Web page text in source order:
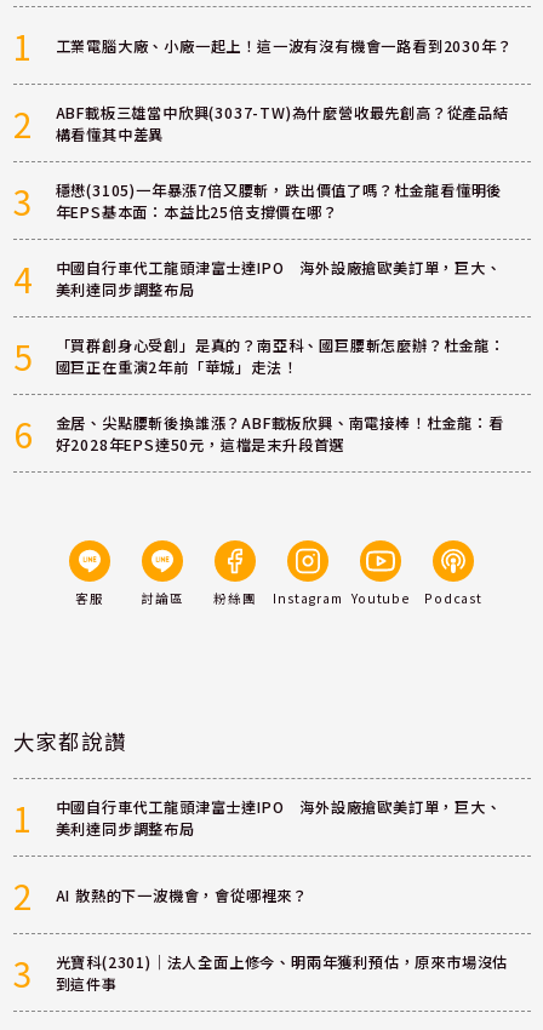
1 工業電腦大廠、小廠一起上！這一波有沒有機會一路看到2030年？
2
ABF載板三雄當中欣興(3037-TW)為什麼營收最先創高？從產品結
構看懂其中差異
3
穩懋(3105)一年暴漲7倍又腰斬，跌出價值了嗎？杜金龍看懂明後
年EPS基本面：本益比25倍支撐價在哪？
4
中國自行車代工龍頭津富士達IPO 海外設廠搶歐美訂單，巨大、
美利達同步調整布局
5
「買群創身心受創」是真的？南亞科、國巨腰斬怎麼辦？杜金龍：
國巨正在重演2年前「華城」走法！
6
金居、尖點腰斬後換誰漲？ABF載板欣興、南電接棒！杜金龍：看
好2028年EPS達50元，這檔是末升段首選
客服 討論區 粉絲團 Instagram Youtube Podcast
大家都說讚
1
中國自行車代工龍頭津富士達IPO 海外設廠搶歐美訂單，巨大、
美利達同步調整布局
2 AI 散熱的下一波機會，會從哪裡來？
3
光寶科(2301)｜法人全面上修今、明兩年獲利預估，原來市場沒估
到這件事